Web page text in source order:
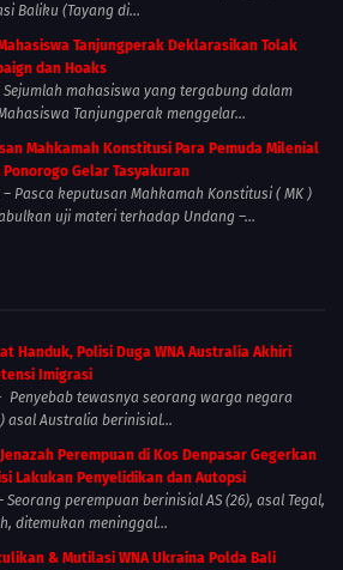
Baliku (Tayang di...
Tanjungperak Deklarasikan Tolak
dan Hoaks
- Sejumlah mahasiswa yang tergabung dalam
Tanjungperak menggelar...
Mahkamah Konstitusi Para Pemuda Milenial
Ponorogo Gelar Tasyakuran
– Pasca keputusan Mahkamah Konstitusi ( MK )
uji materi terhadap Undang –...
Handuk, Polisi Duga WNA Australia Akhiri
Imigrasi
Penyebab tewasnya seorang warga negara
asal Australia berinisial...
Perempuan di Kos Denpasar Gegerkan
Lakukan Penyelidikan dan Autopsi
Seorang perempuan berinisial AS (26), asal Tegal,
ditemukan meninggal...
& Mutilasi WNA Ukraina Polda Bali